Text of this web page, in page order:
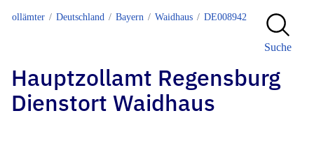
Zollämter Deutschland Bayern Waidhaus DE008942
Suche
Hauptzollamt Regensburg
Dienstort Waidhaus